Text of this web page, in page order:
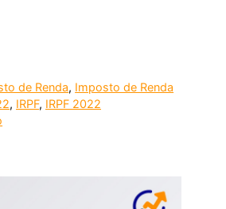
de Renda, Imposto de Renda
, IRPF, IRPF 2022